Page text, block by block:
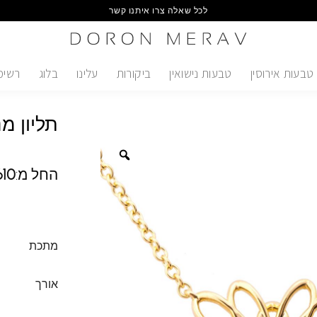
לכל שאלה צרו איתנו קשר
טבעות אירוסין טבעות נישואין ביקורות עלינו בלוג
תליון
החל מ:
מתכת
אורך